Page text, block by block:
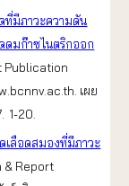
ที่มีภาวะความดัน
ดมก๊าซไนตริกออก
Publication
เผย
1-20.
เลือดสมองที่มีภาวะ
& Report